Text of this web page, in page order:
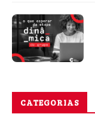
CATEGORIAS